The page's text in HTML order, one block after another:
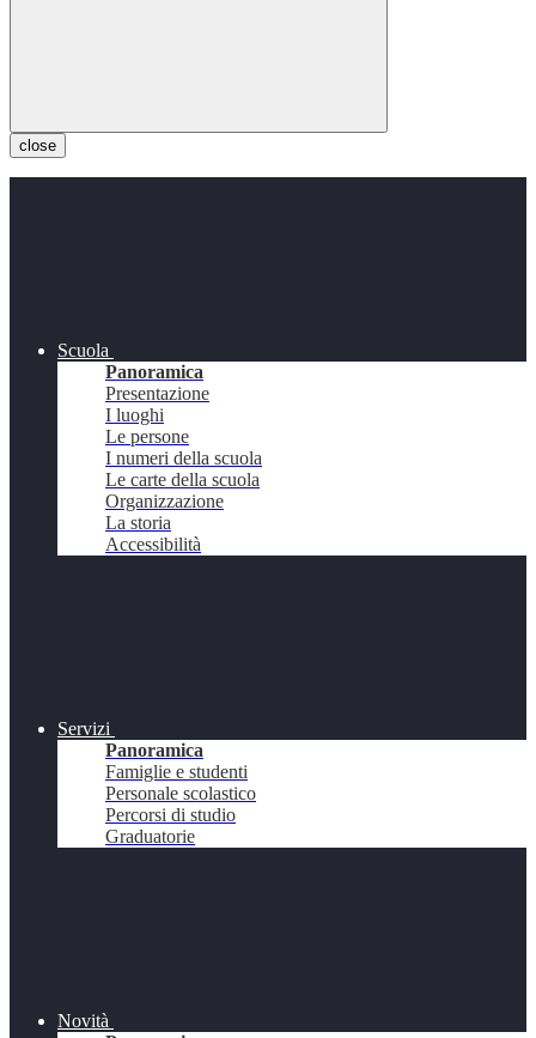
close
Scuola
Panoramica
Presentazione
I luoghi
Le persone
I numeri della scuola
Le carte della scuola
Organizzazione
La storia
Accessibilità
Servizi
Panoramica
Famiglie e studenti
Personale scolastico
Percorsi di studio
Graduatorie
Novità